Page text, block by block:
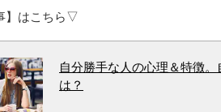
】はこちら▽
自分勝手な人の心理＆特徴
は？